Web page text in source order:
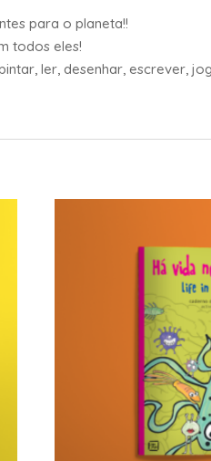
para o planeta!!
todos eles!
ler, desenhar, escrever,